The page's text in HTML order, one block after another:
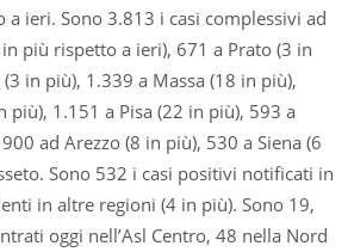
a ieri. Sono 3.813 i casi complessivi ad
più rispetto a ieri), 671 a Prato (3 in
in più), 1.339 a Massa (18 in più),
più), 1.151 a Pisa (22 in più), 593 a
ad Arezzo (8 in più), 530 a Siena (6
Sono 532 i casi positivi notificati in
in altre regioni (4 in più). Sono 19,
oggi nell’Asl Centro, 48 nella Nord